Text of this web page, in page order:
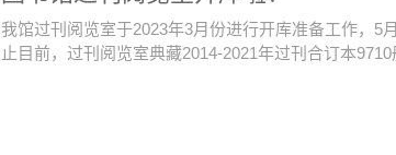
我馆过刊阅览室于2023年3月份进行开库准备工作，5
止目前，过刊阅览室典藏2014-2021年过刊合订本